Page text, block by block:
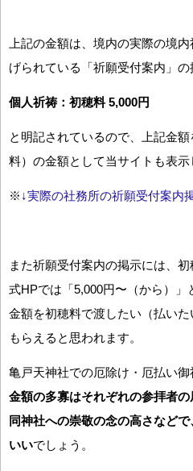
上記の金額は、境内の実際の境
げられている「祈願受付案内」の
個人祈祷：初穂料 5,000円
と明記されているので、上記金
料）の金額として当サイトも表示
※ ↓実際の社務所の祈願受付案内
また祈願受付案内の掲示には、
式HPでは「5,000円〜（から）
金額を初穂料で渡したい（払い
もらえると思われます。
亀戸天神社での厄除け・厄払い御
金額の多寡はそれぞれの参拝者
同神社への崇敬の念の高さなど
いいでしょう。